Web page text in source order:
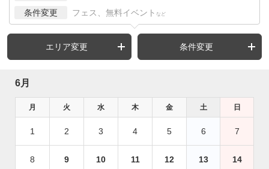
条件変更 フェス、無料イベント など
エリア変更 条件変更
6月
月 火 水 木 金 土 日
1 2 3 4 5 6 7
8 9 10 11 12 13 14